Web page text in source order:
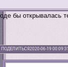
бы открывалась
ПОДЕЛИТЬСЯ2020-06-19